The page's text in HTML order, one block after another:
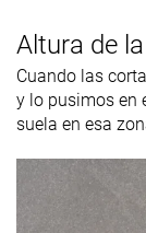
Altura de
Cuando las
y lo pusimos en
suela en esa